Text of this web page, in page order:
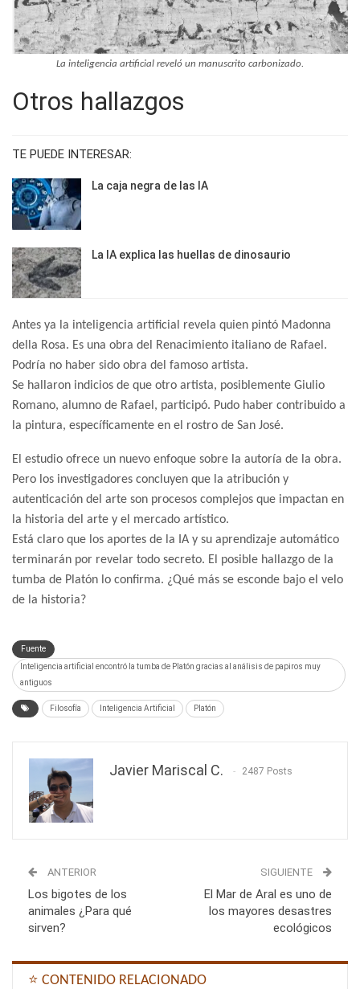
La inteligencia artificial reveló un manuscrito carbonizado.
Otros hallazgos
TE PUEDE INTERESAR:
La caja negra de las IA
La IA explica las huellas de dinosaurio
Antes ya la inteligencia artificial revela quien pintó Madonna
della Rosa. Es una obra del Renacimiento italiano de Rafael.
Podría no haber sido obra del famoso artista.
Se hallaron indicios de que otro artista, posiblemente Giulio
Romano, alumno de Rafael, participó. Pudo haber contribuido a
la pintura, específicamente en el rostro de San José.
El estudio ofrece un nuevo enfoque sobre la autoría de la obra.
Pero los investigadores concluyen que la atribución y
autenticación del arte son procesos complejos que impactan en
la historia del arte y el mercado artístico.
Está claro que los aportes de la IA y su aprendizaje automático
terminarán por revelar todo secreto. El posible hallazgo de la
tumba de Platón lo confirma. ¿Qué más se esconde bajo el velo
de la historia?
Fuente
Inteligencia artificial encontró la tumba de Platón gracias al análisis de papiros muy
antiguos
Filosofía Inteligencia Artificial Platón
Javier Mariscal C. 2487 Posts
ANTERIOR
Los bigotes de los
animales ¿Para qué
sirven?
SIGUIENTE
El Mar de Aral es uno de
los mayores desastres
ecológicos
⭐ CONTENIDO RELACIONADO